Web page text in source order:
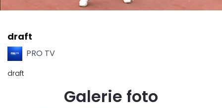
draft
PRO TV
draft
Galerie foto